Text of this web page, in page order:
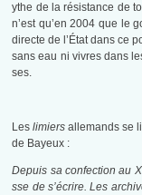
ythe de la résistance de
n’est qu’en 2004 que le
directe de l’État dans ce
sans eau ni vivres dans
ses.
Leslimiers allemands se
de Bayeux :
Depuis sa confection au
sse de s’écrire. Les